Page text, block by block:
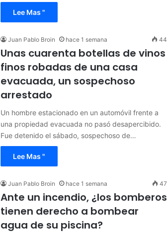
Lee Mas "
Juan Pablo Broin hace 1 semana 44
Unas cuarenta botellas de vinos
finos robadas de una casa
evacuada, un sospechoso
arrestado
Un hombre estacionado en un automóvil frente a
una propiedad evacuada no pasó desapercibido.
Fue detenido el sábado, sospechoso de…
Lee Mas "
Juan Pablo Broin hace 1 semana 47
Ante un incendio, ¿los bomberos
tienen derecho a bombear
agua de su piscina?